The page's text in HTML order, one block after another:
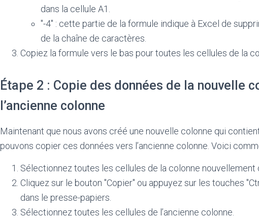
dans la cellule A1.
"-4" : cette partie de la formule indique à Excel de
de la chaîne de caractères.
Copiez la formule vers le bas pour toutes les cellules de la
Étape 2 : Copie des données de la nouvelle
l’ancienne colonne
Maintenant que nous avons créé une nouvelle colonne qui
pouvons copier ces données vers l’ancienne colonne. Voici
Sélectionnez toutes les cellules de la colonne nouvellement
Cliquez sur le bouton "Copier" ou appuyez sur les touches
dans le presse-papiers.
Sélectionnez toutes les cellules de l’ancienne colonne.